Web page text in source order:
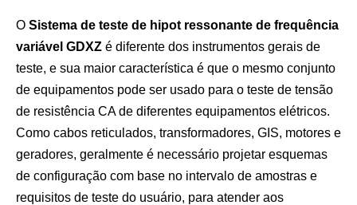
O Sistema de teste de hipot ressonante de frequência
variável GDXZ é diferente dos instrumentos gerais de
teste, e sua maior característica é que o mesmo conjunto
de equipamentos pode ser usado para o teste de tensão
de resistência CA de diferentes equipamentos elétricos.
Como cabos reticulados, transformadores, GIS, motores e
geradores, geralmente é necessário projetar esquemas
de configuração com base no intervalo de amostras e
requisitos de teste do usuário, para atender aos